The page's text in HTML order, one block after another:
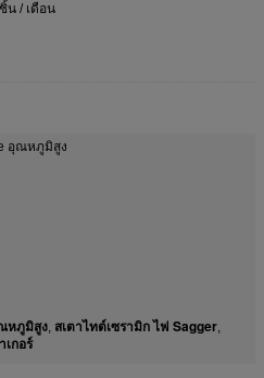
น / เดือน
อุณหภูมิสูง
หภูมิสูง, สเตาไทต์เซรามิก ไฟ Sagger,
เกอร์